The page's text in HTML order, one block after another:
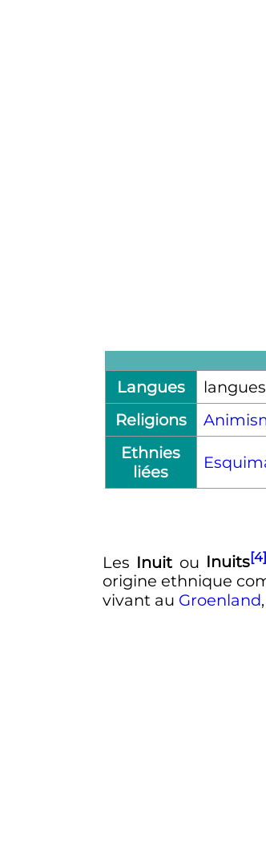
Langues
Religions
Ethnies
liées
Les Inuit ou Inuits[4]
origine ethnique
vivant au Groenland